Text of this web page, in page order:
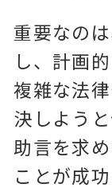
重要なの
し、計画
複雑な法
決しよう
助言を求
ことが成